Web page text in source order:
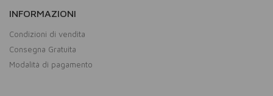
INFORMAZIONI
Condizioni di vendita
Consegna Gratuita
Modalità di pagamento